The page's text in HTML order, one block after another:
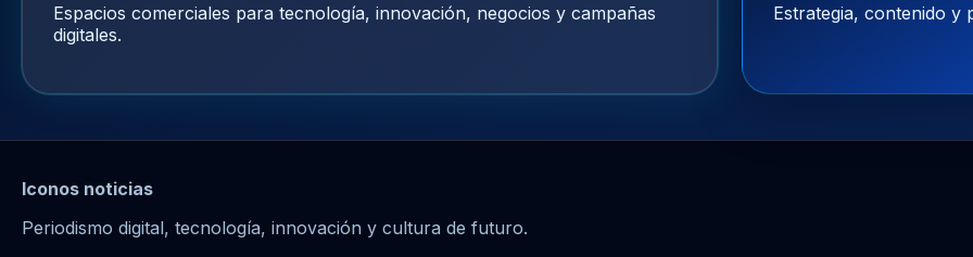
Espacios comerciales para tecnología, innovación, negocios y campañas
digitales.
Estrategia, contenido y
Iconos noticias
Periodismo digital, tecnología, innovación y cultura de futuro.